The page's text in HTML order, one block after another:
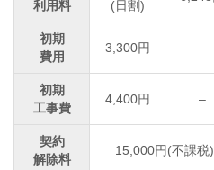
利用料 (日割)
初期
費用
3,300円 –
初期
工事費
4,400円 –
契約
解除料
15,000円(不課税)